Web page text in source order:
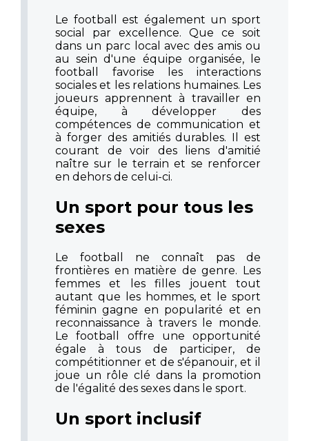
Le football est également un sport
social par excellence. Que ce soit
dans un parc local avec des amis ou
au sein d'une équipe organisée, le
football favorise les interactions
sociales et les relations humaines. Les
joueurs apprennent à travailler en
équipe, à développer des
compétences de communication et
à forger des amitiés durables. Il est
courant de voir des liens d'amitié
naître sur le terrain et se renforcer
en dehors de celui-ci.
Un sport pour tous les
sexes
Le football ne connaît pas de
frontières en matière de genre. Les
femmes et les filles jouent tout
autant que les hommes, et le sport
féminin gagne en popularité et en
reconnaissance à travers le monde.
Le football offre une opportunité
égale à tous de participer, de
compétitionner et de s'épanouir, et il
joue un rôle clé dans la promotion
de l'égalité des sexes dans le sport.
Un sport inclusif